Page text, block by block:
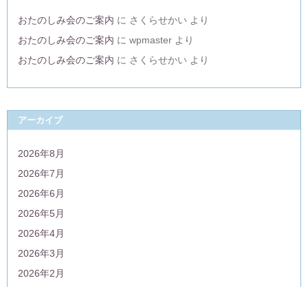
おたのしみ会のご案内 に さくらせかい より
おたのしみ会のご案内 に wpmaster より
おたのしみ会のご案内 に さくらせかい より
アーカイブ
2026年8月
2026年7月
2026年6月
2026年5月
2026年4月
2026年3月
2026年2月